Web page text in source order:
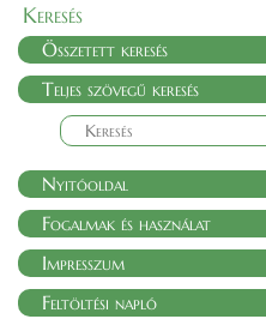
Keresés
Összetett keresés
Teljes szövegű keresés
Nyitóoldal
Fogalmak és használat
Impresszum
Feltöltési napló